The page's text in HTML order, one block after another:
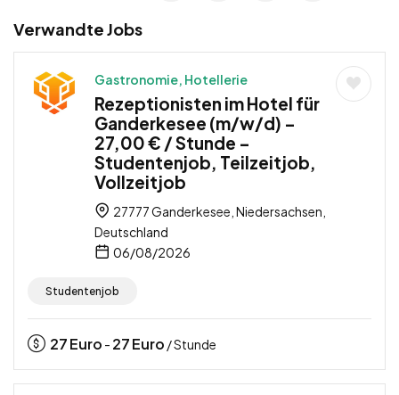
Verwandte Jobs
Gastronomie, Hotellerie
Rezeptionisten im Hotel für
Ganderkesee (m/w/d) –
27,00 € / Stunde –
Studentenjob, Teilzeitjob,
Vollzeitjob
27777 Ganderkesee, Niedersachsen,
Deutschland
06/08/2026
Studentenjob
27Euro - 27Euro / Stunde